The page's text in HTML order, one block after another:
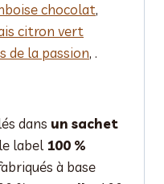
chocolat,
citron vert
de la passion, .
dans un sachet
label 100 %
à base